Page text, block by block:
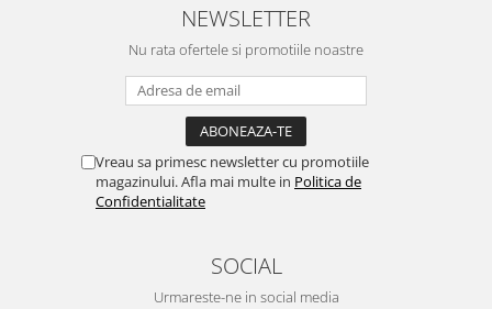
NEWSLETTER
Nu rata ofertele si promotiile noastre
Vreau sa primesc newsletter cu promotiile
magazinului. Afla mai multe in Politica de
Confidentialitate
SOCIAL
Urmareste-ne in social media